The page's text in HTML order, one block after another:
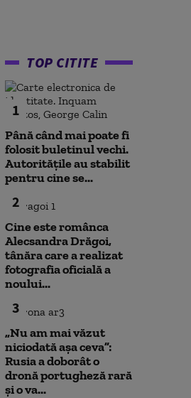
TOP CITITE
1
Până când mai poate fi
folosit buletinul vechi.
Autoritățile au stabilit
pentru cine se...
2
Cine este românca
Alecsandra Drăgoi,
tânăra care a realizat
fotografia oficială a
noului...
3
„Nu am mai văzut
niciodată așa ceva”:
Rusia a doborât o
dronă portugheză rară
și o va...